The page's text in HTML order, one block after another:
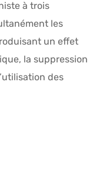
à trois
les
un effet
la suppression
des